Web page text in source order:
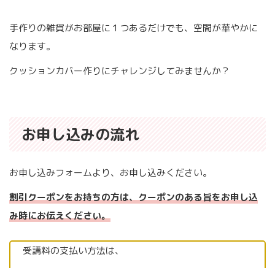
手作りの雑貨がお部屋に１つあるだけでも、空間が華やかに
なります。
クッションカバー作りにチャレンジしてみませんか？
お申し込みの流れ
お申し込みフォームより、お申し込みください。
割引クーポンをお持ちの方は、クーポンのある旨をお申し込
み時にお伝えください。
受講料の支払い方法は、